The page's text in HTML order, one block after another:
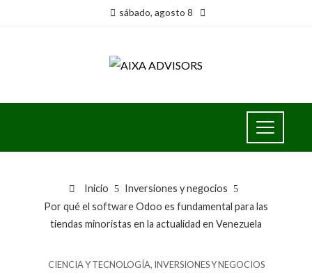
sábado, agosto 8
Inicio
Inversiones y negocios
Por qué el software Odoo es fundamental para las
tiendas minoristas en la actualidad en Venezuela
CIENCIA Y TECNOLOGÍA, INVERSIONES Y NEGOCIOS